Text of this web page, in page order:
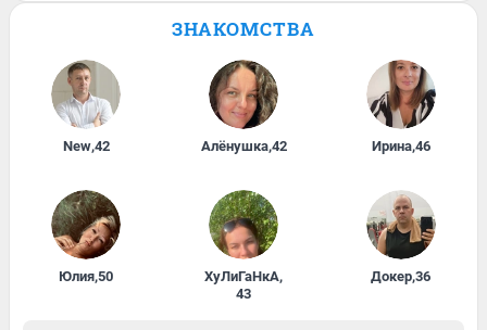
ЗНАКОМСТВА
New,42 Алёнушка,42 Ирина,46
Юлия,50 ХуЛиГаНкА,
43
Докер,36